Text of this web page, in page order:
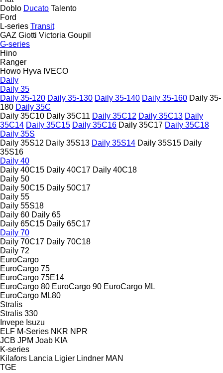
Doblo Ducato Talento
Ford
L-series Transit
GAZ Giotti Victoria Goupil
G-series
Hino
Ranger
Howo Hyva IVECO
Daily
Daily 35
Daily 35-120 Daily 35-130 Daily 35-140 Daily 35-160 Daily 35-
180 Daily 35C
Daily 35C10 Daily 35C11 Daily 35C12 Daily 35C13 Daily
35C14 Daily 35C15 Daily 35C16 Daily 35C17 Daily 35C18
Daily 35S
Daily 35S12 Daily 35S13 Daily 35S14 Daily 35S15 Daily
35S16
Daily 40
Daily 40C15 Daily 40C17 Daily 40C18
Daily 50
Daily 50C15 Daily 50C17
Daily 55
Daily 55S18
Daily 60 Daily 65
Daily 65C15 Daily 65C17
Daily 70
Daily 70C17 Daily 70C18
Daily 72
EuroCargo
EuroCargo 75
EuroCargo 75E14
EuroCargo 80 EuroCargo 90 EuroCargo ML
EuroCargo ML80
Stralis
Stralis 330
Invepe Isuzu
ELF M-Series NKR NPR
JCB JPM Joab KIA
K-series
Kilafors Lancia Ligier Lindner MAN
TGE